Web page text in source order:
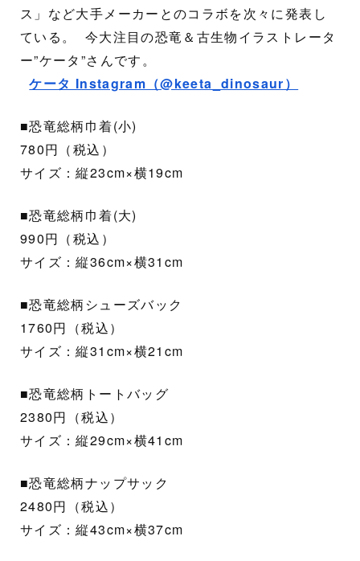
ス」など大手メーカーとのコラボを次々に発表し
ている。 今大注目の恐竜＆古生物イラストレータ
ー”ケータ”さんです。
ケータ Instagram（@keeta_dinosaur）
■恐竜総柄巾着(小)
780円（税込）
サイズ：縦23cm×横19cm
■恐竜総柄巾着(大)
990円（税込）
サイズ：縦36cm×横31cm
■恐竜総柄シューズバック
1760円（税込）
サイズ：縦31cm×横21cm
■恐竜総柄トートバッグ
2380円（税込）
サイズ：縦29cm×横41cm
■恐竜総柄ナップサック
2480円（税込）
サイズ：縦43cm×横37cm